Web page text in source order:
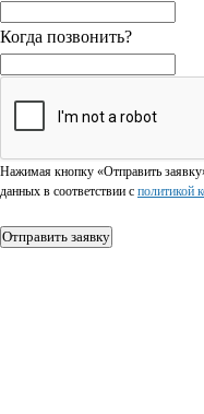
Когда позвонить?
Нажимая кнопку «Отправить
данных в соответствии c политикой
Отправить заявку